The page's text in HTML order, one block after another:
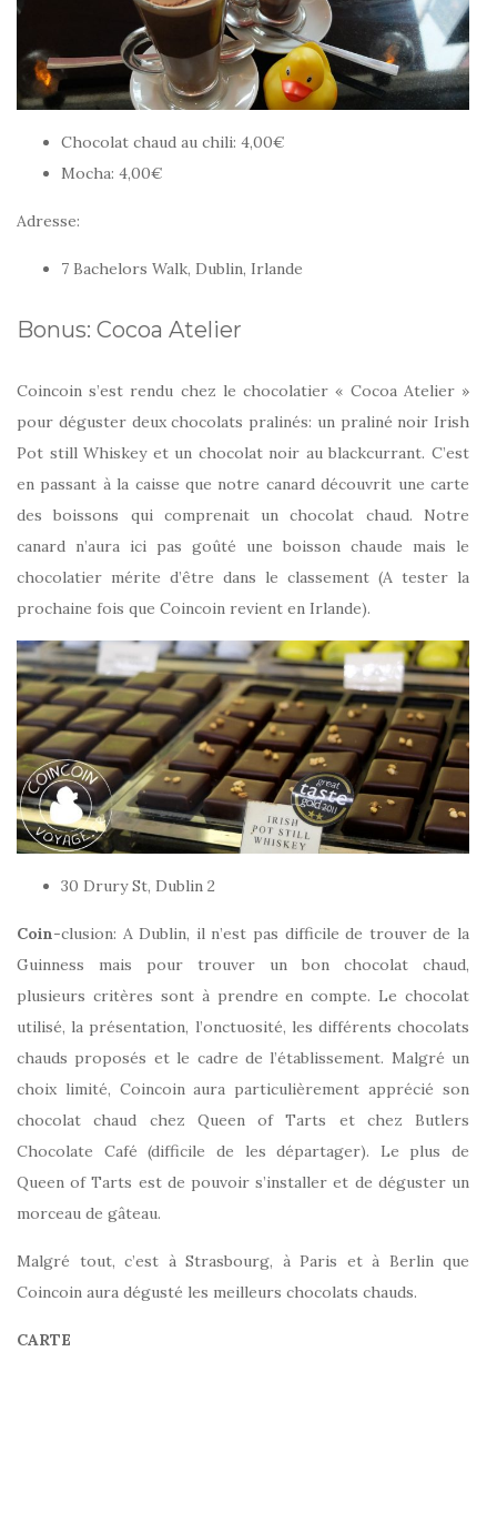
Chocolat chaud au chili: 4,00€
Mocha: 4,00€
Adresse:
7 Bachelors Walk, Dublin, Irlande
Bonus: Cocoa Atelier
Coincoin s’est rendu chez le chocolatier « Cocoa Atelier »
pour déguster deux chocolats pralinés: un praliné noir Irish
Pot still Whiskey et un chocolat noir au blackcurrant. C’est
en passant à la caisse que notre canard découvrit une carte
des boissons qui comprenait un chocolat chaud. Notre
canard n’aura ici pas goûté une boisson chaude mais le
chocolatier mérite d’être dans le classement (A tester la
prochaine fois que Coincoin revient en Irlande).
30 Drury St, Dublin 2
Coin-clusion: A Dublin, il n’est pas difficile de trouver de la
Guinness mais pour trouver un bon chocolat chaud,
plusieurs critères sont à prendre en compte. Le chocolat
utilisé, la présentation, l’onctuosité, les différents chocolats
chauds proposés et le cadre de l’établissement. Malgré un
choix limité, Coincoin aura particulièrement apprécié son
chocolat chaud chez Queen of Tarts et chez Butlers
Chocolate Café (difficile de les départager). Le plus de
Queen of Tarts est de pouvoir s’installer et de déguster un
morceau de gâteau.
Malgré tout, c’est à Strasbourg, à Paris et à Berlin que
Coincoin aura dégusté les meilleurs chocolats chauds.
CARTE